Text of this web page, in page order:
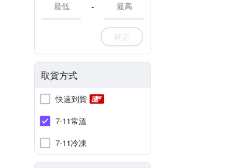
-
確定
取貨方式
快速到貨
7-11常溫
7-11冷凍